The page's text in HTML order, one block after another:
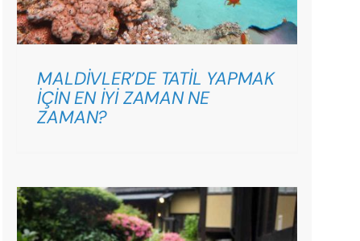
MALDİVLER’DE TATİL YAPMAK
İÇİN EN İYİ ZAMAN NE
ZAMAN?